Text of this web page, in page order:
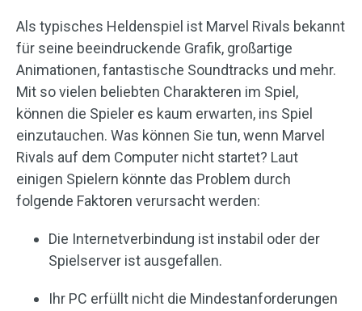
Als typisches Heldenspiel ist Marvel Rivals bekannt
für seine beeindruckende Grafik, großartige
Animationen, fantastische Soundtracks und mehr.
Mit so vielen beliebten Charakteren im Spiel,
können die Spieler es kaum erwarten, ins Spiel
einzutauchen. Was können Sie tun, wenn Marvel
Rivals auf dem Computer nicht startet? Laut
einigen Spielern könnte das Problem durch
folgende Faktoren verursacht werden:
Die Internetverbindung ist instabil oder der
Spielserver ist ausgefallen.
Ihr PC erfüllt nicht die Mindestanforderungen